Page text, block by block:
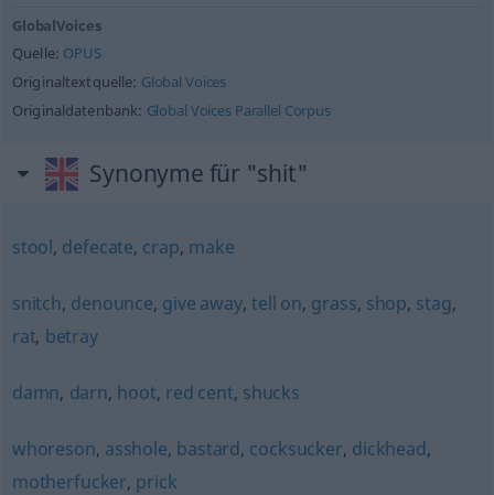
GlobalVoices
Quelle: OPUS
Originaltextquelle: Global Voices
Originaldatenbank: Global Voices Parallel Corpus
Synonyme für "shit"
stool, defecate, crap, make
snitch, denounce, give away,tell on, grass, shop, stag,
rat, betray
damn, darn, hoot, red cent, shucks
whoreson, asshole, bastard, cocksucker, dickhead,
motherfucker, prick